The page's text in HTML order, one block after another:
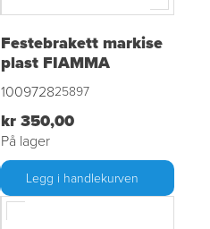
Festebrakett markise
plast FIAMMA
100972825897
kr 350,00
På lager
Legg i handlekurven